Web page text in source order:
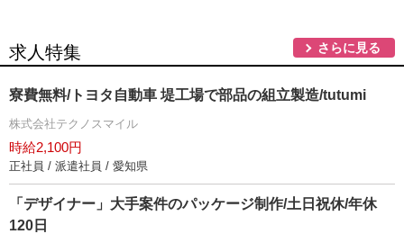
求人特集 さらに見る
寮費無料/トヨタ自動車 堤工場で部品の組立製造/tutumi
株式会社テクノスマイル
時給2,100円
正社員 / 派遣社員 / 愛知県
「デザイナー」大手案件のパッケージ制作/土日祝休/年休
120日